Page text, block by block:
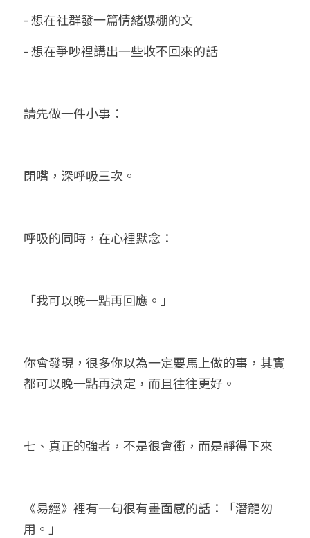
- 想在社群發一篇情緒爆棚的文
- 想在爭吵裡講出一些收不回來的話
請先做一件小事：
閉嘴，深呼吸三次。
呼吸的同時，在心裡默念：
「我可以晚一點再回應。」
你會發現，很多你以為一定要馬上做的事，其實
都可以晚一點再決定，而且往往更好。
七、真正的強者，不是很會衝，而是靜得下來
《易經》裡有一句很有畫面感的話：「潛龍勿
用。」